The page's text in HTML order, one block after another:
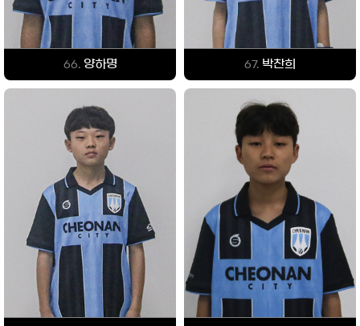
66.양하명 67. 박찬희